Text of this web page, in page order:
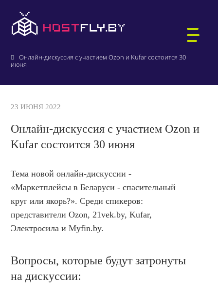
WORDPRESS-ХОСТИНГ
ВИРТУАЛЬНЫЕ СЕРВЕРЫ
БИТРИКС-ХОСТИНГ
1С:БУХГАЛТЕРИЯ
ЗАЩИЩЁННЫЙ ХОСТИНГ
КТО МЫ
ВОПРОСЫ И ОТВЕТЫ
КОНТАКТЫ
Онлайн-дискуссия с участием Ozon и Kufar состоится 30
июня
23 ИЮНЯ 2022
Онлайн-дискуссия с участием Ozon и
Kufar состоится 30 июня
Тема новой онлайн-дискуссии -
«Маркетплейсы в Беларуси - спасительный
круг или якорь?». Среди спикеров:
представители Ozon, 21vek.by, Kufar,
Электросила и Myfin.by.
Вопросы, которые будут затронуты
на дискуссии: